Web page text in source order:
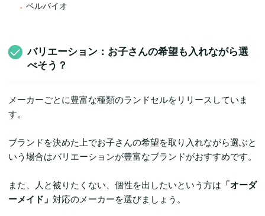
ベルバイオ
バリエーション：お子さんの希望も入れながら選
べそう？
メーカーごとに豊富な種類のランドセルをリリースしていま
す。
ブランドを決めた上でお子さんの希望を取り入れながら選ぶと
いう場合はバリエーションが豊富なブランドがおすすめです。
また、人と被りたくない、個性を出したいという方は 「オーダ
ーメイド」 対応のメーカーを選びましょう。